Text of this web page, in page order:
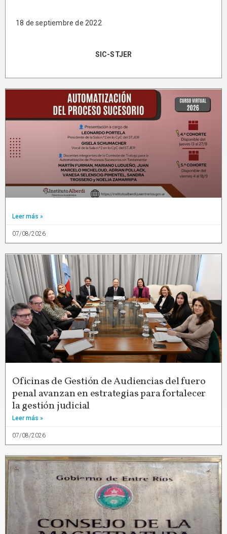
18 de septiembre de 2022
SIC-STJER
Leer más »
07/08/2026
Oficinas de Gestión de Audiencias del fuero
penal avanzan en estrategias para fortalecer
la gestión judicial
Leer más »
07/08/2026